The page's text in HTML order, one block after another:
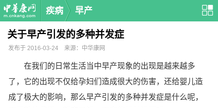
疾病 早产
关于早产引发的多种并发症
发布于 2016-03-24 来源：中华康网
在我们的日常生活当中早产现象的出现是越来越多
了，它的出现不仅给孕妇们造成很大的伤害，还给婴儿造
成了极大的影响，那么早产引发的多种并发症是什么呢，